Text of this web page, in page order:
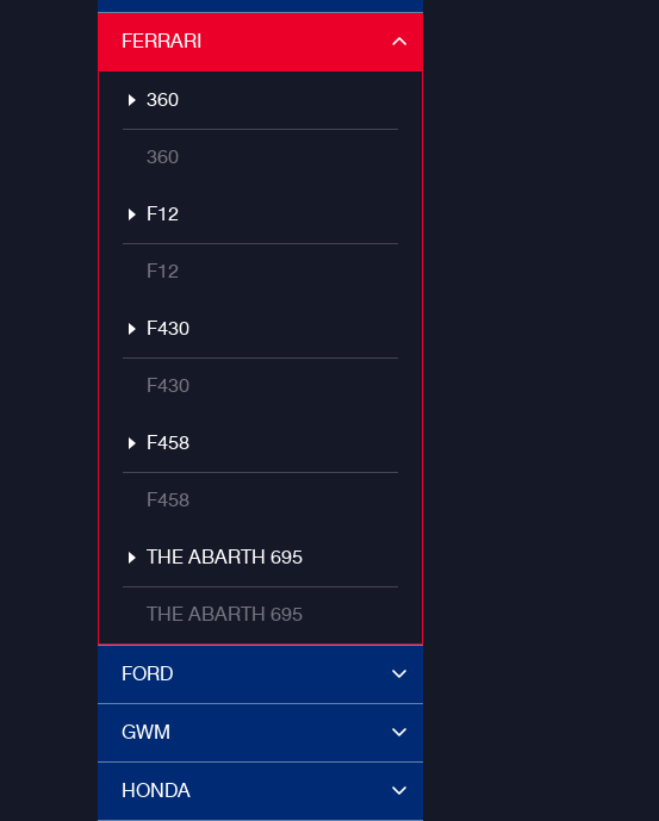
FERRARI
360
360
F12
F12
F430
F430
F458
F458
THE ABARTH 695
THE ABARTH 695
FORD
GWM
HONDA